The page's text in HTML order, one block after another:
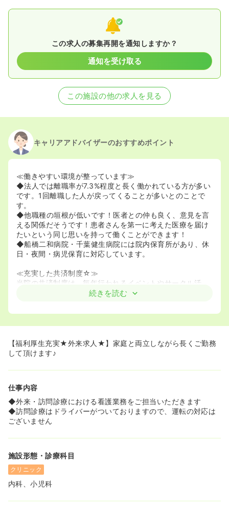
この求人の募集再開を通知しますか？
通知を受け取る
この施設の他の求人を見る
キャリアアドバイザーのおすすめポイント
≪働きやすい環境が整っています≫
◆法人では離職率が7.3%程度と長く働かれている方が多い
です。1回離職した人が戻ってくることが多いとのことで
す。
◆他職種の垣根が低いです！医者との仲も良く、意見を言
える関係だそうです！患者さんを第一に考えた医療を届け
たいという同じ思いを持って働くことができます！
◆船橋二和病院・千葉健生病院には院内保育所があり、休
日・夜間・病児保育に対応しています。
≪充実した共済制度☆≫
当院の共済制度は、毎年行われるイベントやサークル活
動、ディズニーリゾートなどの割引券などももらえ、スタ
続きを読む
【福利厚生充実★外来求人★】家庭と両立しながら長くご勤務
して頂けます♪
仕事内容
◆外来・訪問診療における看護業務をご担当いただきます
◆訪問診療はドライバーがついておりますので、運転の対応は
ございません
施設形態・診療科目
クリニック
内科、小児科